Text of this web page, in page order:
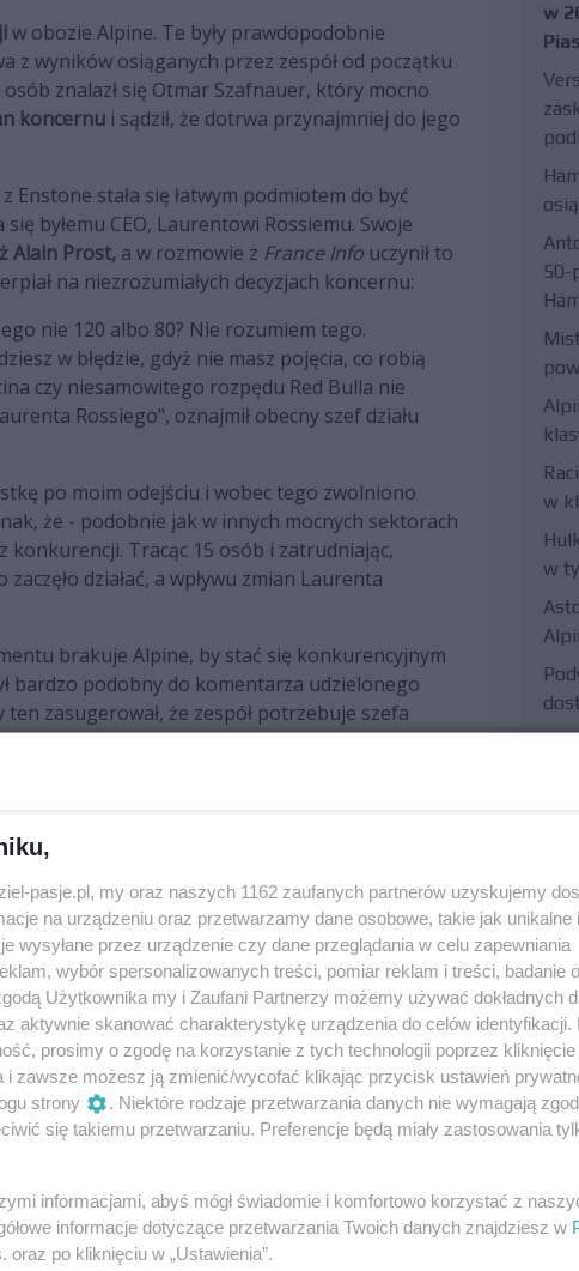
w obozie Alpine. Te były prawdopodobnie
z wyników osiąganych przez zespół od początku
znalazł się Otmar Szafnauer, który mocno
koncernu i sądził, że dotrwa przynajmniej do jego
Enstone stała się łatwym podmiotem do być
byłemu CEO, Laurentowi Rossiemu. Swoje
Alain Prost, a w rozmowie z France Info uczynił to
na niezrozumiałych decyzjach koncernu:
nie 120 albo 80? Nie rozumiem tego.
w błędzie, gdyż nie masz pojęcia, co robią
czy niesamowitego rozpędu Red Bulla nie
Rossiego", oznajmił obecny szef działu
po moim odejściu i wobec tego zwolniono
że - podobnie jak w innych mocnych sektorach
konkurencji. Tracąc 15 osób i zatrudniając,
działać, a wpływu zmian Laurenta
brakuje Alpine, by stać się konkurencyjnym
bardzo podobny do komentarza udzielonego
zasugerował, że zespół potrzebuje szefa
duchowi oraz kulturze danej ekipy. I to właśnie
zostały dokonane, są zasoby, ambicje całej
jest. A gdy team ma już wszystko,
Siła pojedynczej jednostki, która może
problemów francuskiej ekipy. Według
lidera wśród kierowców:
a dwa nazwiska to jedno za dużo. Kiedy jednak
się o Lewisie Hamiltonie, mimo że Nico Rosberg
kolei o Red Bullu, najpierw przychodzi do głowy
Maxa Verstappena."
szefem zespołu, a taka cecha ma
bardzo konkurencyjna, a wszystkie bolidy
będzie już ona całkowicie wyrównana, a
w
50-
w
w
pasje.pl, my oraz naszych 1162 zaufanych partnerów uzyskujemy
na urządzeniu oraz przetwarzamy dane osobowe, takie jak unikalne
wysyłane przez urządzenie czy dane przeglądania w celu zapewniania
wybór spersonalizowanych treści, pomiar reklam i treści, badanie
Użytkownika my i Zaufani Partnerzy możemy używać dokładnych
aktywnie skanować charakterystykę urządzenia do celów identyfikacji.
prosimy o zgodę na korzystanie z tych technologii poprzez kliknięcie
i zawsze możesz ją zmienić/wycofać klikając przycisk ustawień
strony
. Niektóre rodzaje przetwarzania danych nie wymagają
się takiemu przetwarzaniu. Preferencje będą miały zastosowania
informacjami, abyś mógł świadomie i komfortowo korzystać z
informacje dotyczące przetwarzania Twoich danych znajdziesz w
. oraz po kliknięciu w „Ustawienia”.